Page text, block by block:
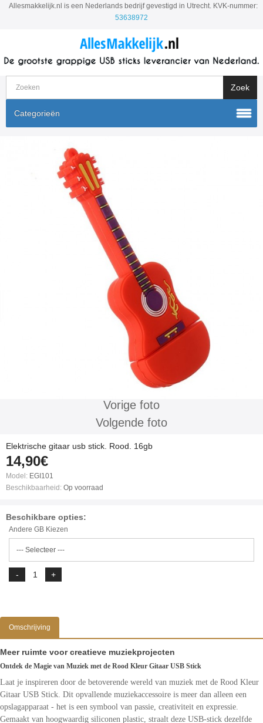
Allesmakkelijk.nl is een Nederlands bedrijf gevestigd in Utrecht. KVK-nummer:
53638972
Categorieën
Vorige foto
Volgende foto
Elektrische gitaar usb stick. Rood. 16gb
14,90€
Model: EGI101
Beschikbaarheid: Op voorraad
Beschikbare opties:
Andere GB Kiezen
Omschrijving
Meer ruimte voor creatieve muziekprojecten
Ontdek de Magie van Muziek met de Rood Kleur Gitaar USB Stick
Laat je inspireren door de betoverende wereld van muziek met de Rood Kleur
Gitaar USB Stick. Dit opvallende muziekaccessoire is meer dan alleen een
opslagapparaat - het is een symbool van passie, creativiteit en expressie.
Gemaakt van hoogwaardig siliconen plastic, straalt deze USB-stick dezelfde